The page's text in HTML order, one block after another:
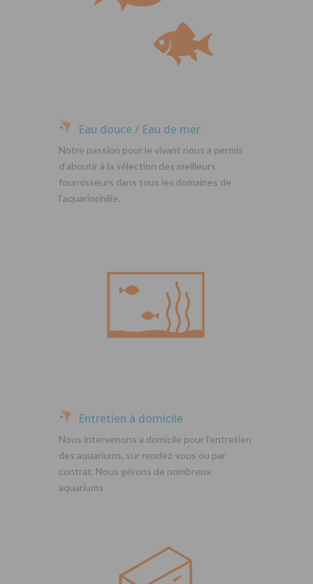
Eau douce / Eau de mer
Notre passion pour le vivant nous a permis
d’aboutir à la sélection des meilleurs
fournisseurs dans tous les domaines de
l’aquariophilie.
Entretien à domicile
Nous intervenons a domicile pour l’entretien
des aquariums, sur rendez-vous ou par
contrat. Nous gérons de nombreux
aquariums